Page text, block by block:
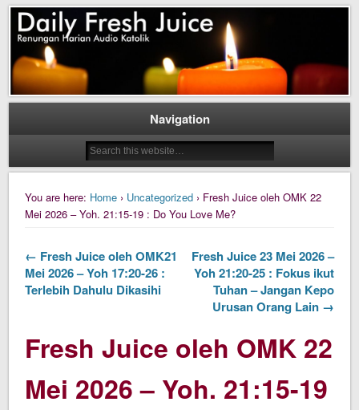
Daily Fresh Juice
Daily Fresh Juice Renungan Harian Katolik Menyejukkan dan Menyegarkan
Navigation
You are here: Home › Uncategorized › Fresh Juice oleh OMK 22
Mei 2026 – Yoh. 21:15-19 : Do You Love Me?
← Fresh Juice oleh OMK21
Mei 2026 – Yoh 17:20-26 :
Terlebih Dahulu Dikasihi
Fresh Juice 23 Mei 2026 –
Yoh 21:20-25 : Fokus ikut
Tuhan – Jangan Kepo
Urusan Orang Lain →
Fresh Juice oleh OMK 22
Mei 2026 – Yoh. 21:15-19